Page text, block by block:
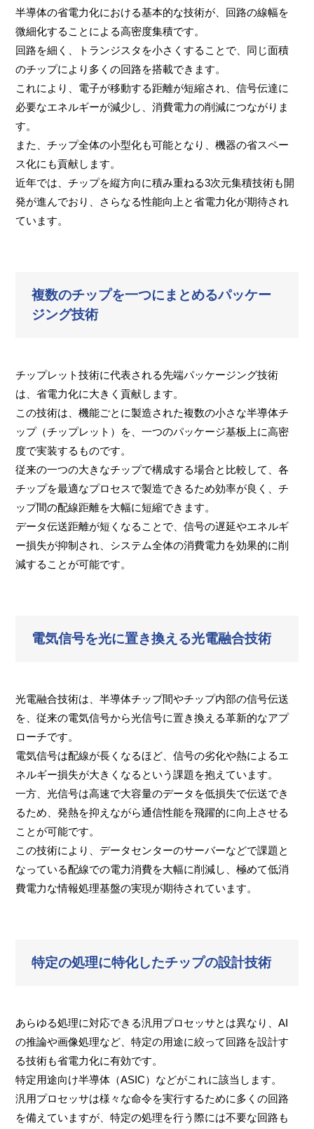
半導体の省電力化における基本的な技術が、回路の線幅を
微細化することによる高密度集積です。
回路を細く、トランジスタを小さくすることで、同じ面積
のチップにより多くの回路を搭載できます。
これにより、電子が移動する距離が短縮され、信号伝達に
必要なエネルギーが減少し、消費電力の削減につながりま
す。
また、チップ全体の小型化も可能となり、機器の省スペー
ス化にも貢献します。
近年では、チップを縦方向に積み重ねる3次元集積技術も開
発が進んでおり、さらなる性能向上と省電力化が期待され
ています。
複数のチップを一つにまとめるパッケー
ジング技術
チップレット技術に代表される先端パッケージング技術
は、省電力化に大きく貢献します。
この技術は、機能ごとに製造された複数の小さな半導体チ
ップ（チップレット）を、一つのパッケージ基板上に高密
度で実装するものです。
従来の一つの大きなチップで構成する場合と比較して、各
チップを最適なプロセスで製造できるため効率が良く、チ
ップ間の配線距離を大幅に短縮できます。
データ伝送距離が短くなることで、信号の遅延やエネルギ
ー損失が抑制され、システム全体の消費電力を効果的に削
減することが可能です。
電気信号を光に置き換える光電融合技術
光電融合技術は、半導体チップ間やチップ内部の信号伝送
を、従来の電気信号から光信号に置き換える革新的なアプ
ローチです。
電気信号は配線が長くなるほど、信号の劣化や熱によるエ
ネルギー損失が大きくなるという課題を抱えています。
一方、光信号は高速で大容量のデータを低損失で伝送でき
るため、発熱を抑えながら通信性能を飛躍的に向上させる
ことが可能です。
この技術により、データセンターのサーバーなどで課題と
なっている配線での電力消費を大幅に削減し、極めて低消
費電力な情報処理基盤の実現が期待されています。
特定の処理に特化したチップの設計技術
あらゆる処理に対応できる汎用プロセッサとは異なり、AI
の推論や画像処理など、特定の用途に絞って回路を設計す
る技術も省電力化に有効です。
特定用途向け半導体（ASIC）などがこれに該当します。
汎用プロセッサは様々な命令を実行するために多くの回路
を備えていますが、特定の処理を行う際には不要な回路も